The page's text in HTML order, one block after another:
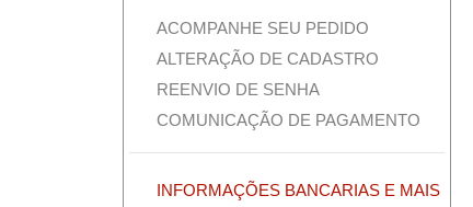
ACOMPANHE SEU PEDIDO
ALTERAÇÃO DE CADASTRO
REENVIO DE SENHA
COMUNICAÇÃO DE PAGAMENTO
INFORMAÇÕES BANCARIAS E MAIS